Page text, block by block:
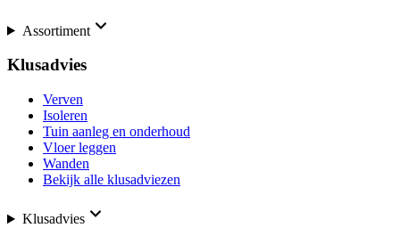
Assortiment
Klusadvies
Verven
Isoleren
Tuin aanleg en onderhoud
Vloer leggen
Wanden
Bekijk alle klusadviezen
Klusadvies